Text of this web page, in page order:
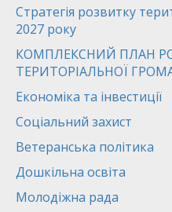
Стратегія розвитку
2027 року
КОМПЛЕКСНИЙ ПЛАН
ТЕРИТОРІАЛЬНОЇ
Економіка та інвестиції
Соціальний захист
Ветеранська політика
Дошкільна освіта
Молодіжна рада